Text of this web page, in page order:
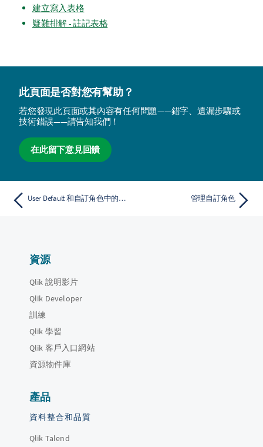
建立寫入表格
疑難排解 - 註記表格
此頁面是否對您有幫助？
若您發現此頁面或其內容有任何問題——錯字、遺漏步驟或
技術錯誤——請告知我們！
在此留下意見回饋
User Default 和自訂角色中的權限 管理自訂角色
資源
Qlik 說明影片
Qlik Developer
訓練
Qlik 學習
Qlik 客戶入口網站
資源物件庫
產品
資料整合和品質
Qlik Talend